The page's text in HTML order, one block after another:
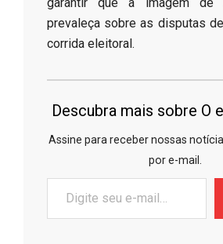
prevaleça sobre as disputas
corrida eleitoral.
Descubra mais sobre O
Assine para receber nossas
por e-mail.
seu
e-